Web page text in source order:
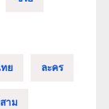
ย ละคร
าม